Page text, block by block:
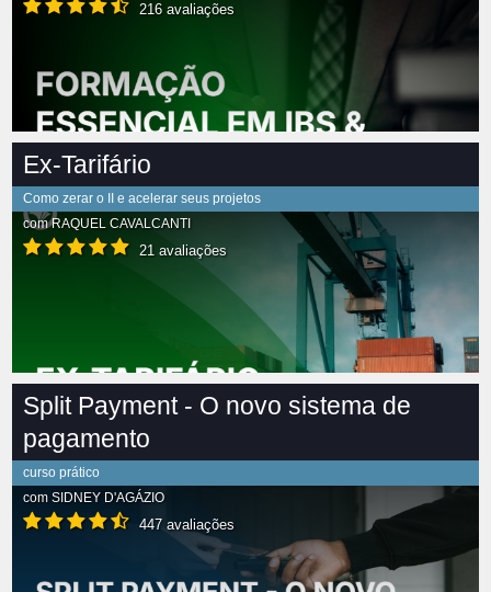
216 avaliações
Ex-Tarifário
Como zerar o II e acelerar seus projetos
comRAQUEL CAVALCANTI
21 avaliações
Split Payment - O novo sistema de
pagamento
curso prático
com SIDNEY D'AGÁZIO
447 avaliações